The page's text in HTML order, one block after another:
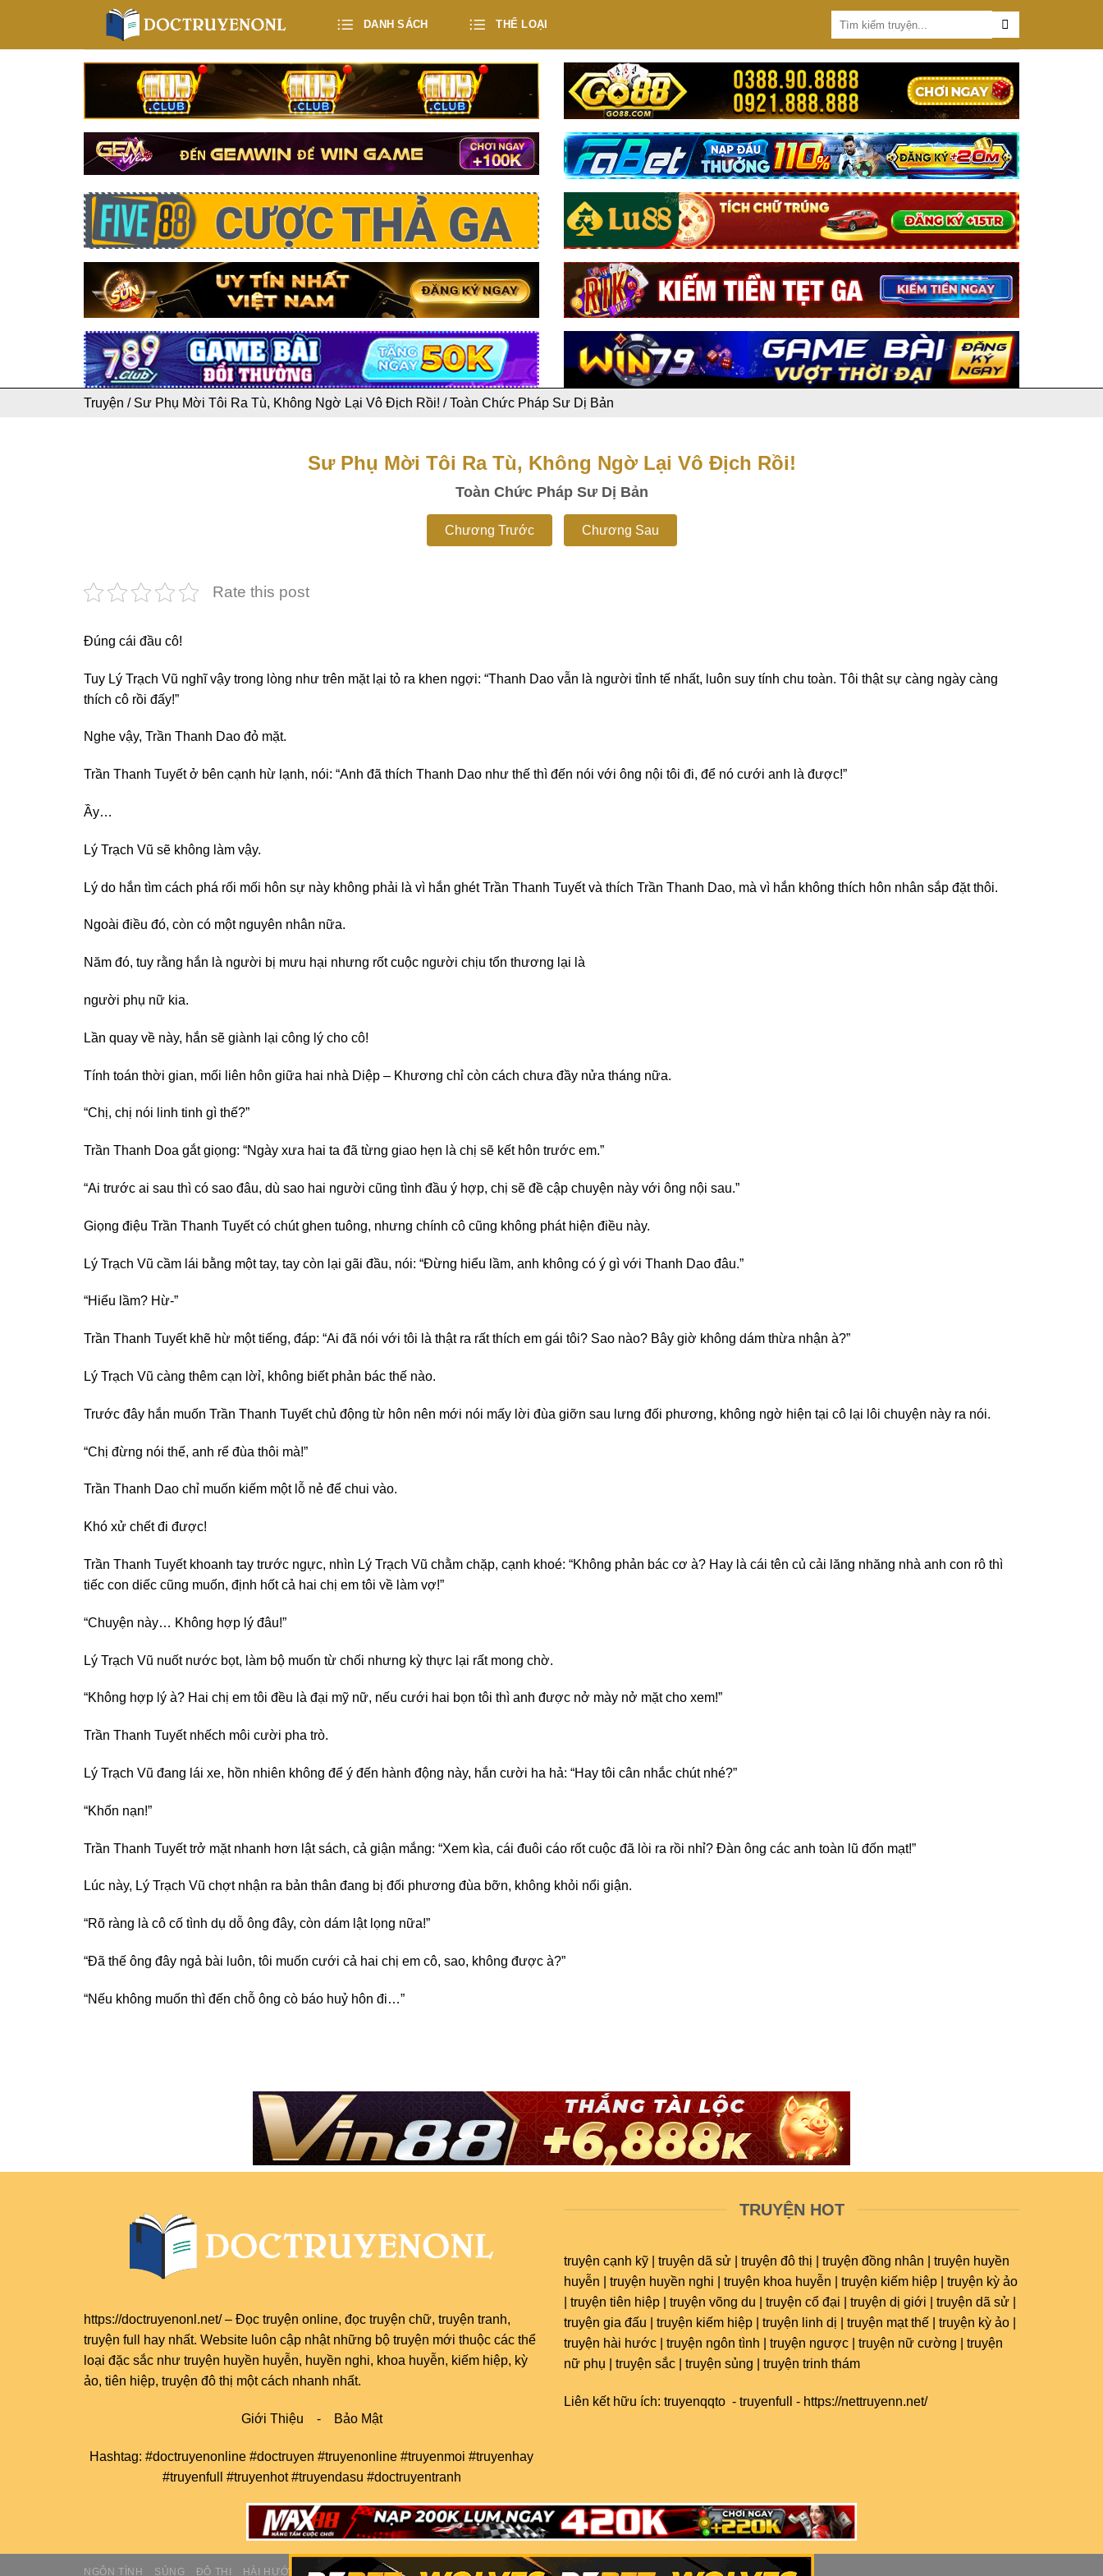
DANH SÁCH THỂ LOẠI
Truyện / Sư Phụ Mời Tôi Ra Tù, Không Ngờ Lại Vô Địch Rồi! /Toàn Chức Pháp Sư Dị Bản
Sư Phụ Mời Tôi Ra Tù, Không Ngờ Lại Vô Địch Rồi!
Toàn Chức Pháp Sư Dị Bản
Chương Trước Chương Sau
Rate this post
Đúng cái đầu cô!
Tuy Lý Trạch Vũ nghĩ vậy trong lòng như trên mặt lại tỏ ra khen ngợi: “Thanh Dao vẫn là người tỉnh tế nhất, luôn suy tính chu toàn. Tôi thật sự càng ngày càng
thích cô rồi đấy!”
Nghe vậy, Trần Thanh Dao đỏ mặt.
Trần Thanh Tuyết ở bên cạnh hừ lạnh, nói: “Anh đã thích Thanh Dao như thế thì đến nói với ông nội tôi đi, để nó cưới anh là được!”
Ầy…
Lý Trạch Vũ sẽ không làm vậy.
Lý do hắn tìm cách phá rối mối hôn sự này không phải là vì hắn ghét Trần Thanh Tuyết và thích Trần Thanh Dao, mà vì hắn không thích hôn nhân sắp đặt thôi.
Ngoài điều đó, còn có một nguyên nhân nữa.
Năm đó, tuy rằng hắn là người bị mưu hại nhưng rốt cuộc người chịu tổn thương lại là
người phụ nữ kia.
Lần quay về này, hắn sẽ giành lại công lý cho cô!
Tính toán thời gian, mối liên hôn giữa hai nhà Diệp – Khương chỉ còn cách chưa đầy nửa tháng nữa.
“Chị, chị nói linh tinh gì thế?”
Trần Thanh Doa gắt giọng: “Ngày xưa hai ta đã từng giao hẹn là chị sẽ kết hôn trước em.”
“Ai trước ai sau thì có sao đâu, dù sao hai người cũng tình đầu ý hợp, chị sẽ đề cập chuyện này với ông nội sau.”
Giọng điệu Trần Thanh Tuyết có chút ghen tuông, nhưng chính cô cũng không phát hiện điều này.
Lý Trạch Vũ cầm lái bằng một tay, tay còn lại gãi đầu, nói: “Đừng hiểu lầm, anh không có ý gì với Thanh Dao đâu.”
“Hiểu lầm? Hừ-”
Trần Thanh Tuyết khẽ hừ một tiếng, đáp: “Ai đã nói với tôi là thật ra rất thích em gái tôi? Sao nào? Bây giờ không dám thừa nhận à?”
Lý Trạch Vũ càng thêm cạn lờỉ, không biết phản bác thế nào.
Trước đây hắn muốn Trần Thanh Tuyết chủ động từ hôn nên mới nói mấy lời đùa giỡn sau lưng đối phương, không ngờ hiện tại cô lại lôi chuyện này ra nói.
“Chị đừng nói thế, anh rể đùa thôi mà!”
Trần Thanh Dao chỉ muốn kiếm một lỗ nẻ để chui vào.
Khó xử chết đi được!
Trần Thanh Tuyết khoanh tay trước ngực, nhìn Lý Trạch Vũ chằm chặp, cạnh khoé: “Không phản bác cơ à? Hay là cái tên củ cải lăng nhăng nhà anh con rô thì
tiếc con diếc cũng muốn, định hốt cả hai chị em tôi về làm vợ!”
“Chuyện này… Không hợp lý đâu!”
Lý Trạch Vũ nuốt nước bọt, làm bộ muốn từ chối nhưng kỳ thực lại rất mong chờ.
“Không hợp lý à? Hai chị em tôi đều là đại mỹ nữ, nếu cưới hai bọn tôi thì anh được nở mày nở mặt cho xem!”
Trần Thanh Tuyết nhếch môi cười pha trò.
Lý Trạch Vũ đang lái xe, hồn nhiên không để ý đến hành động này, hắn cười ha hả: “Hay tôi cân nhắc chút nhé?”
“Khốn nạn!”
Trần Thanh Tuyết trở mặt nhanh hơn lật sách, cả giận mắng: “Xem kìa, cái đuôi cáo rốt cuộc đã lòi ra rồi nhỉ? Đàn ông các anh toàn lũ đốn mạt!”
Lúc này, Lý Trạch Vũ chợt nhận ra bản thân đang bị đối phương đùa bỡn, không khỏi nổi giận.
“Rõ ràng là cô cố tình dụ dỗ ông đây, còn dám lật lọng nữa!”
“Đã thế ông đây ngả bài luôn, tôi muốn cưới cả hai chị em cô, sao, không được à?”
“Nếu không muốn thì đến chỗ ông cò báo huỷ hôn đi…”
https://doctruyenonl.net/– Đọc truyện online, đọc truyện chữ, truyện tranh,
truyện full
hay nhất. Website luôn cập nhật những bộ truyện mới thuộc các thể
loại đặc sắc như truyện huyền huyễn, huyền nghi, khoa huyễn, kiếm hiệp, kỳ
ảo, tiên hiệp, truyện đô thị một cách nhanh nhất.
Giới Thiệu - Bảo Mật
Hashtag: #doctruyenonline #doctruyen #truyenonline #truyenmoi #truyenhay
#truyenfull #truyenhot #truyendasu #doctruyentranh
TRUYỆN HOT
truyện cạnh kỹ | truyện dã sử | truyện đô thị | truyện đồng nhân | truyện huyền
huyễn | truyện huyền nghi | truyện khoa huyễn | truyện kiếm hiệp | truyện kỳ ảo
| truyện tiên hiệp | truyện võng du | truyện cổ đại | truyện dị giới | truyện dã sử |
truyện gia đấu | truyện kiếm hiệp | truyện linh dị | truyện mạt thế | truyện kỳ ảo |
truyện hài hước | truyện ngôn tình | truyện ngược | truyện nữ cường | truyện
nữ phụ | truyện sắc | truyện sủng | truyện trinh thám
Liên kết hữu ích: truyenqqto - truyenfull - https://nettruyenn.net/
NGÔN TÌNH SỦNG ĐÔ THỊ HÀI HƯỚC TIỂU THUYẾT